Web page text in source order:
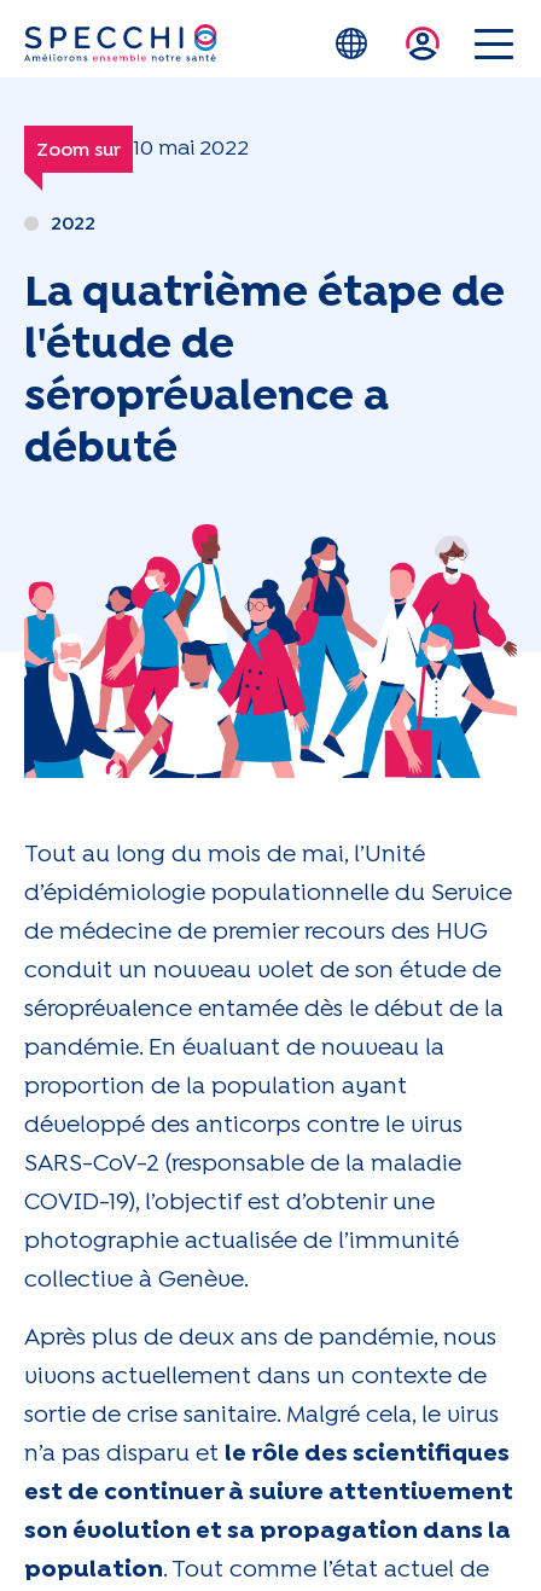
Skip to main content
Zoom sur 10 mai 2022
2022
La quatrième étape de
l'étude de
séroprévalence a
débuté
Tout au long du mois de mai, l’Unité
d’épidémiologie populationnelle du Service
de médecine de premier recours des HUG
conduit un nouveau volet de son étude de
séroprévalence entamée dès le début de la
pandémie. En évaluant de nouveau la
proportion de la population ayant
développé des anticorps contre le virus
SARS-CoV-2 (responsable de la maladie
COVID-19), l’objectif est d’obtenir une
photographie actualisée de l’immunité
collective à Genève.
Après plus de deux ans de pandémie, nous
vivons actuellement dans un contexte de
sortie de crise sanitaire. Malgré cela, le virus
n’a pas disparu et le rôle des scientifiques
est de continuer à suivre attentivement
son évolution et sa propagation dans la
population. Tout comme l’état actuel de